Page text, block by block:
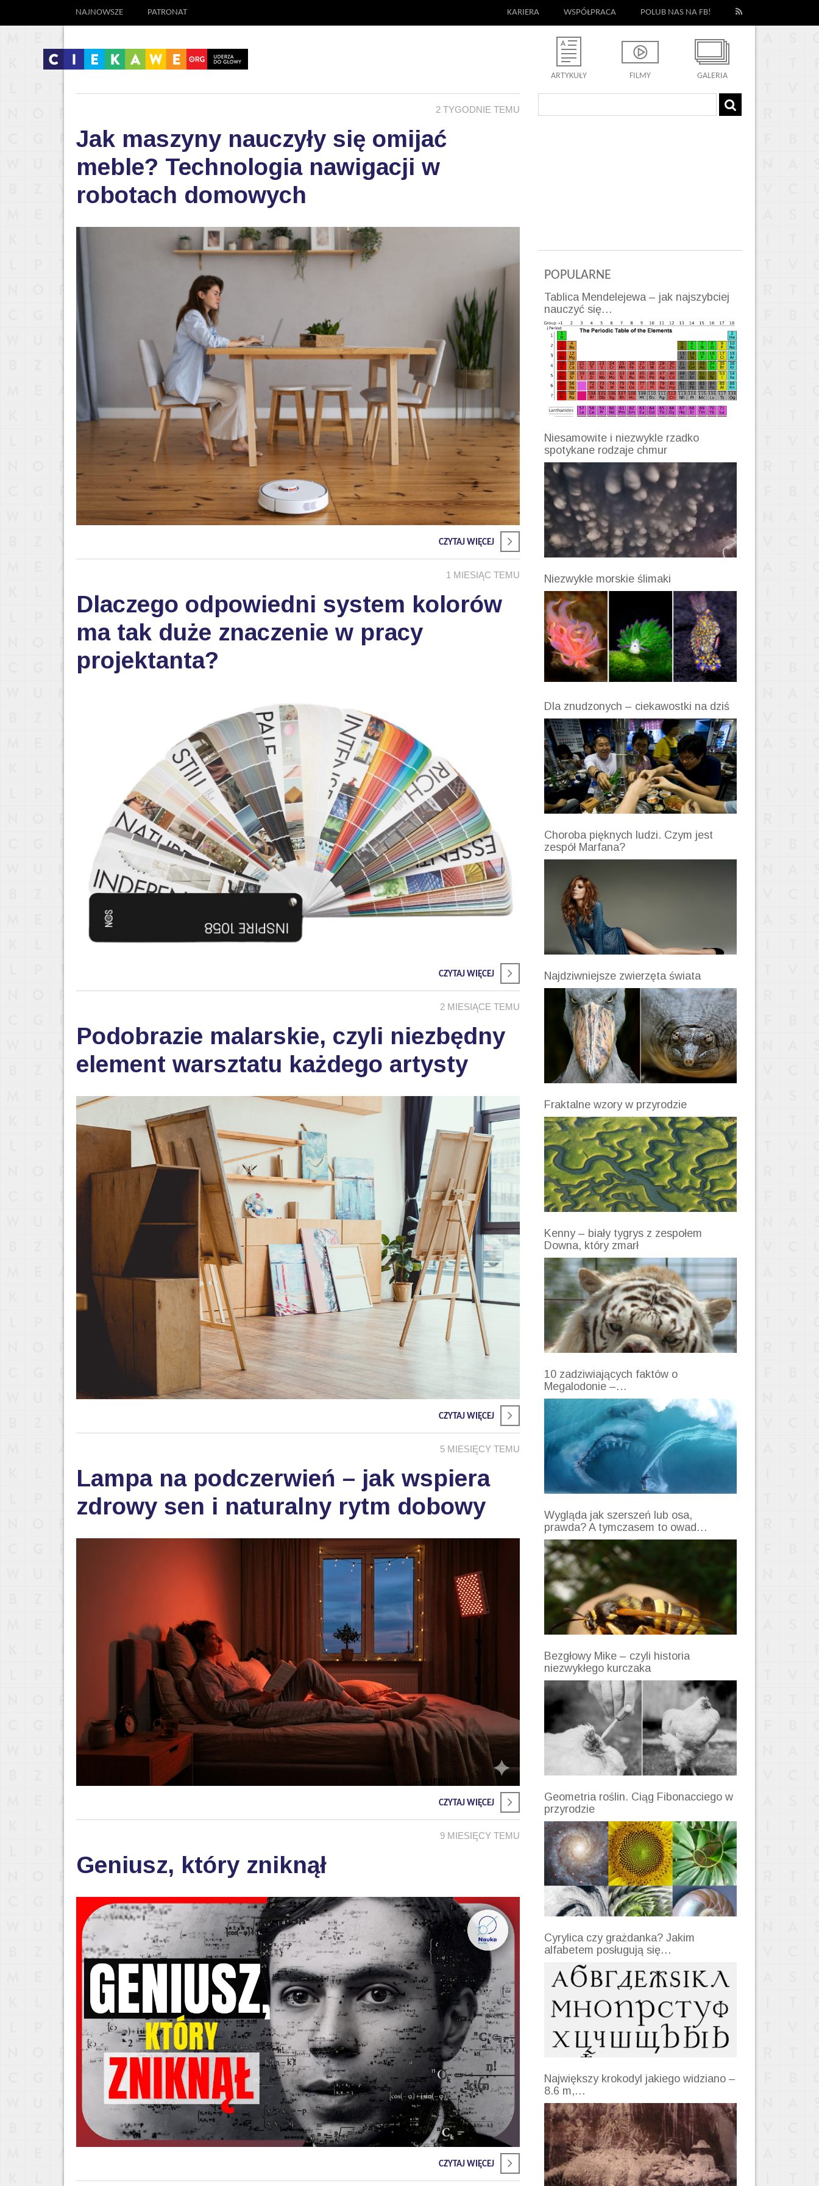
NAJNOWSZE PATRONAT KARIERA WSPÓŁPRACA POLUB NAS NA FB!
ARTYKUŁY FILMY GALERIA
2 TYGODNIE TEMU
Jak maszyny nauczyły się omijać
meble? Technologia nawigacji w
robotach domowych
CZYTAJ WIĘCEJ
1 MIESIĄC TEMU
Dlaczego odpowiedni system kolorów
ma tak duże znaczenie w pracy
projektanta?
CZYTAJ WIĘCEJ
2 MIESIĄCE TEMU
Podobrazie malarskie, czyli niezbędny
element warsztatu każdego artysty
CZYTAJ WIĘCEJ
5 MIESIĘCY TEMU
Lampa na podczerwień – jak wspiera
zdrowy sen i naturalny rytm dobowy
CZYTAJ WIĘCEJ
9 MIESIĘCY TEMU
Geniusz, który zniknął
CZYTAJ WIĘCEJ
POPULARNE
Tablica Mendelejewa – jak najszybciej
nauczyć się…
Niesamowite i niezwykle rzadko
spotykane rodzaje chmur
Niezwykłe morskie ślimaki
Dla znudzonych – ciekawostki na dziś
Choroba pięknych ludzi. Czym jest
zespół Marfana?
Najdziwniejsze zwierzęta świata
Fraktalne wzory w przyrodzie
Kenny – biały tygrys z zespołem
Downa, który zmarł
10 zadziwiających faktów o
Megalodonie –…
Wygląda jak szerszeń lub osa,
prawda? A tymczasem to owad…
Bezgłowy Mike – czyli historia
niezwykłego kurczaka
Geometria roślin. Ciąg Fibonacciego w
przyrodzie
Cyrylica czy grażdanka? Jakim
alfabetem posługują się…
Największy krokodyl jakiego widziano –
8.6 m,…